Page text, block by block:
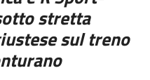
stretta
sul treno